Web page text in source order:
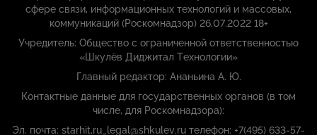
сфере связи, информационных технологий и массовых,
коммуникаций (Роскомнадзор) 26.07.2022 18+
Учредитель: Общество с ограниченной ответственностью
«Шкулёв Диджитал Технологии»
Главный редактор: Ананьина А. Ю.
Контактные данные для государственных органов (в том
числе, для Роскомнадзора):
Эл. почта: starhit.ru_legal@shkulev.ru телефон: +7(495) 633-57-